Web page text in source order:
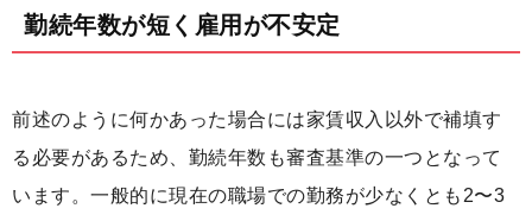
勤続年数が短く雇用が不安定
前述のように何かあった場合には家賃収入以外で補填す
る必要があるため、勤続年数も審査基準の一つとなって
います。一般的に現在の職場での勤務が少なくとも2〜3